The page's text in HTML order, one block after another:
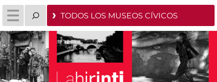
TODOS LOS MUSEOS CÍVICOS